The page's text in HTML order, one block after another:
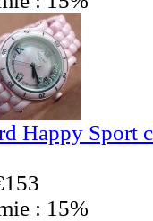
Happy Sport
: 15%